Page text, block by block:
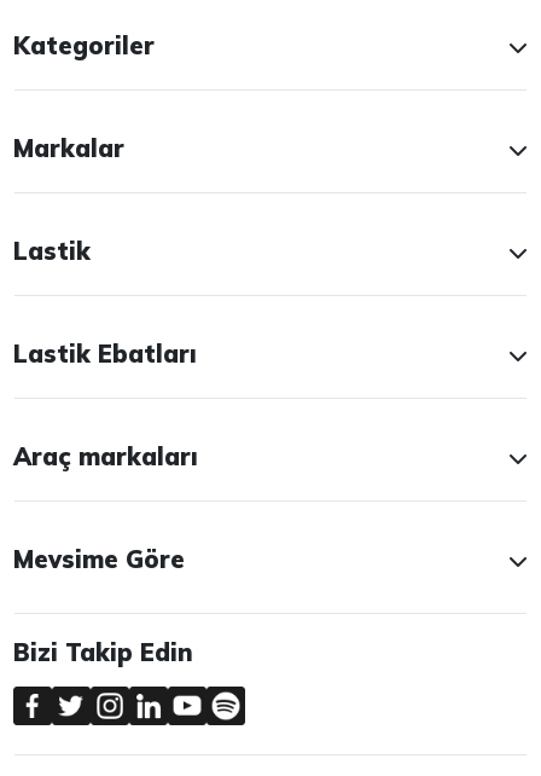
Kategoriler
Markalar
Lastik
Lastik Ebatları
Araç markaları
Mevsime Göre
Bizi Takip Edin